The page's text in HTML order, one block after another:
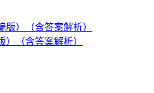
（含答案解析）